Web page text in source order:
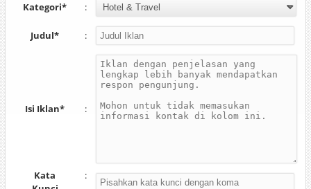
Kategori* :
Judul* :
Isi Iklan* :
Kata
: